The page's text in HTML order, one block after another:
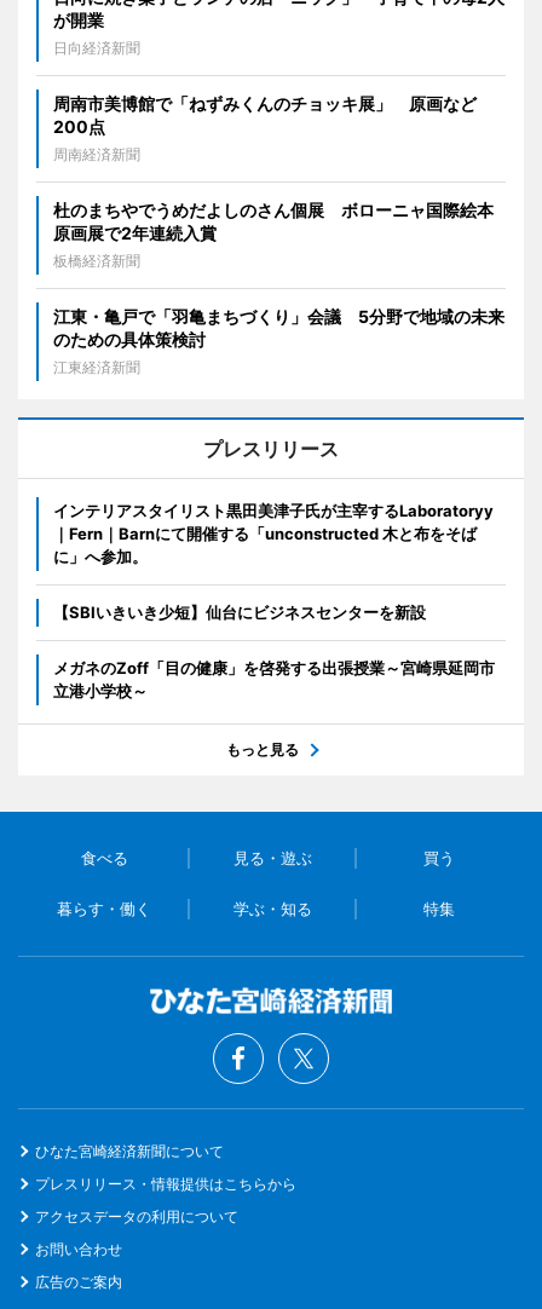
が開業
日向経済新聞
周南市美博館で「ねずみくんのチョッキ展」 原画など
200点
周南経済新聞
杜のまちやでうめだよしのさん個展 ボローニャ国際絵本
原画展で2年連続入賞
板橋経済新聞
江東・亀戸で「羽亀まちづくり」会議 5分野で地域の未来
のための具体策検討
江東経済新聞
プレスリリース
インテリアスタイリスト黒田美津子氏が主宰するLaboratoryy
｜Fern｜Barnにて開催する「unconstructed 木と布をそば
に」へ参加。
【SBIいきいき少短】仙台にビジネスセンターを新設
メガネのZoff「目の健康」を啓発する出張授業～宮崎県延岡市
立港小学校～
もっと見る
食べる 見る・遊ぶ 買う
暮らす・働く 学ぶ・知る 特集
ひなた宮崎経済新聞について
プレスリリース・情報提供はこちらから
アクセスデータの利用について
お問い合わせ
広告のご案内